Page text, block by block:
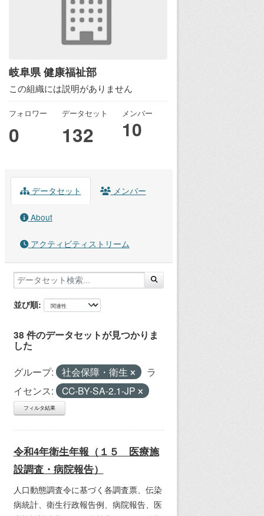
岐阜県 健康福祉部
この組織には説明がありません
フォロワー
0
データセット
132
メンバー
10
データセット メンバー
About
アクティビティストリーム
並び順
38 件のデータセットが見つかりま
した
グループ: 社会保障・衛生
ラ
イセンス:
CC-BY-SA-2.1-JP
フィルタ結果
令和4年衛生年報（１５ 医療施
設調査・病院報告）
人口動態調査令に基づく各調査票、伝染
病統計、衛生行政報告例、病院報告、医